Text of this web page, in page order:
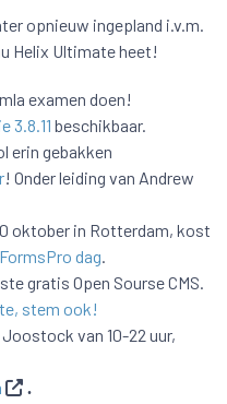
opnieuw ingepland i.v.m.
Helix Ultimate heet!
examen doen!
3.8.11 beschikbaar.
erin gebakken
! Onder leiding van Andrew
oktober in Rotterdam, kost
dag.
gratis Open Sourse CMS.
stem ook!
van 10-22 uur,
.